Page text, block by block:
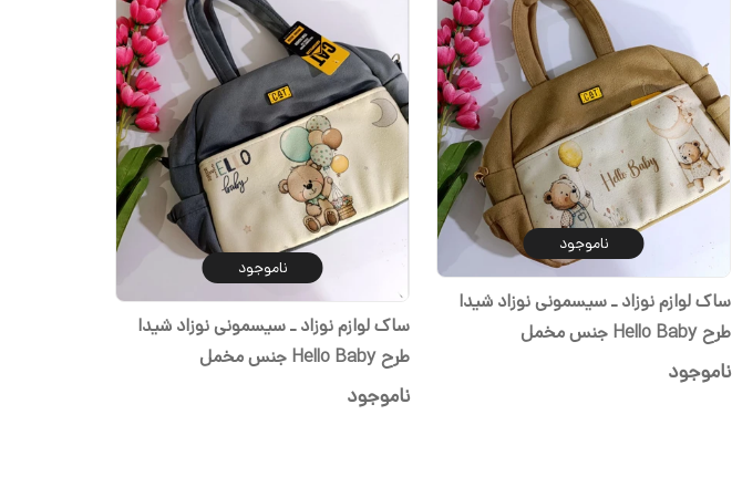
ناموجود
ساک لوازم نوزاد ـ سیسمونی نوزاد شیدا
طرح Hello Baby جنس مخمل
ناموجود
ناموجود
ساک لوازم نوزاد ـ سیسمونی نوزاد شیدا
طرح Hello Baby جنس مخمل
ناموجود